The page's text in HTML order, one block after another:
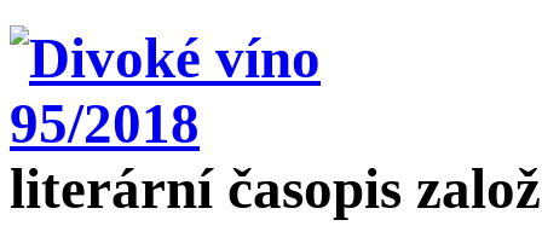
literární časopis